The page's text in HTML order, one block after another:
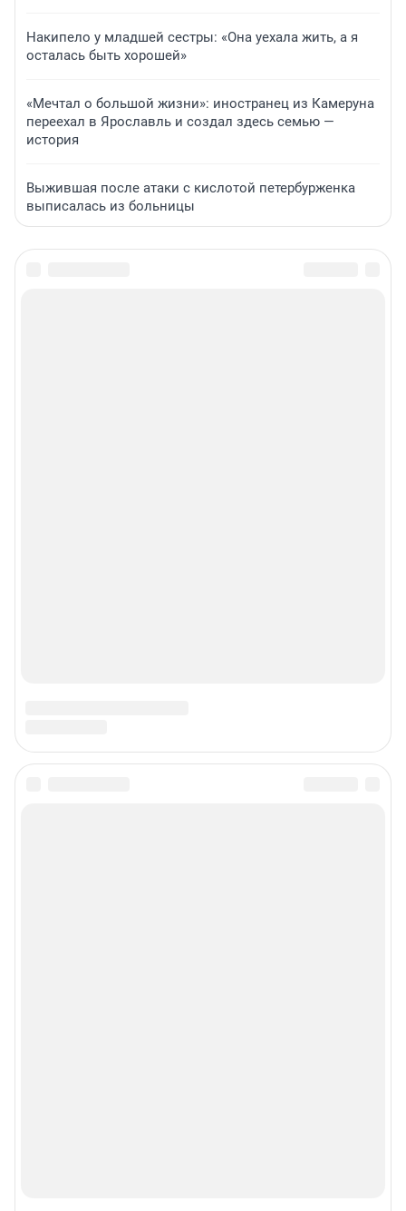
Накипело у младшей сестры: «Она уехала жить, а я
осталась быть хорошей»
«Мечтал о большой жизни»: иностранец из Камеруна
переехал в Ярославль и создал здесь семью —
история
Выжившая после атаки с кислотой петербурженка
выписалась из больницы